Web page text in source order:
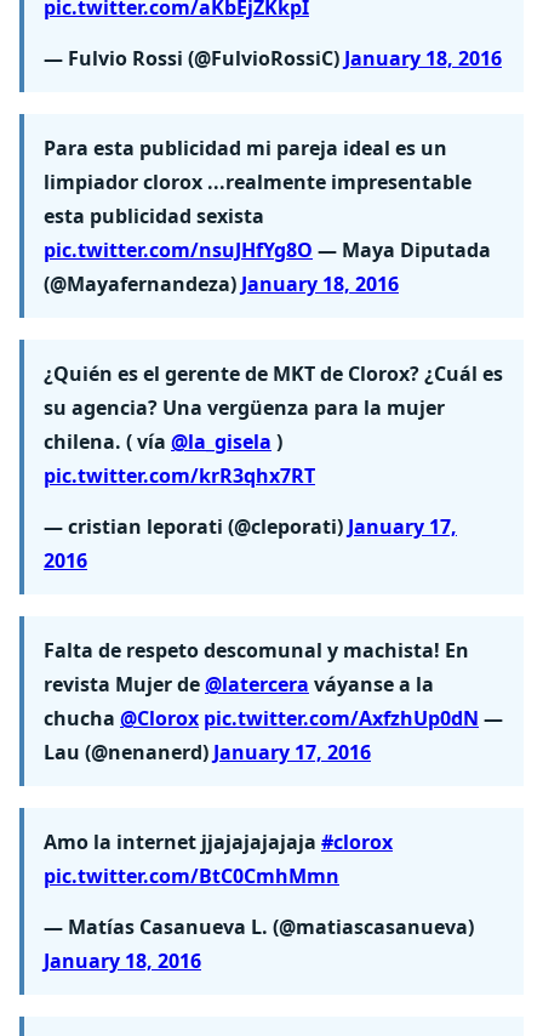
pic.twitter.com/aKbEjZKkpI
— Fulvio Rossi (@FulvioRossiC) January 18, 2016
Para esta publicidad mi pareja ideal es un
limpiador clorox ...realmente impresentable
esta publicidad sexista
pic.twitter.com/nsuJHfYg8O — Maya Diputada
(@Mayafernandeza) January 18, 2016
¿Quién es el gerente de MKT de Clorox? ¿Cuál es
su agencia? Una vergüenza para la mujer
chilena. ( vía @la_gisela )
pic.twitter.com/krR3qhx7RT
— cristian leporati (@cleporati) January 17,
2016
Falta de respeto descomunal y machista! En
revista Mujer de@latercera váyanse a la
chucha @Clorox pic.twitter.com/AxfzhUp0dN —
Lau (@nenanerd) January 17, 2016
Amo la internet jjajajajajaja #clorox
pic.twitter.com/BtC0CmhMmn
— Matías Casanueva L. (@matiascasanueva)
January 18, 2016